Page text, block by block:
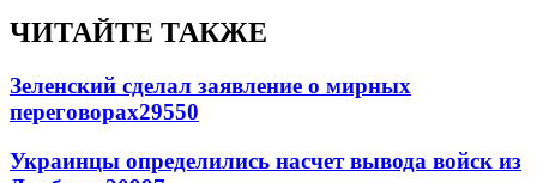
ЧИТАЙТЕ ТАКЖЕ
Зеленский сделал заявление о мирных
переговорах29550
Украинцы определились насчет вывода войск из